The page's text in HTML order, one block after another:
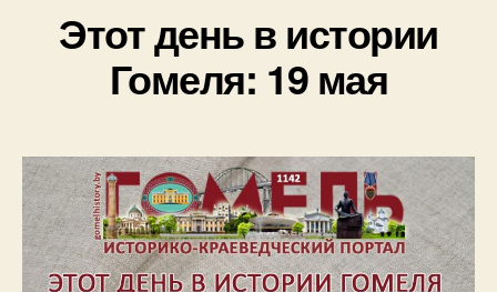
Этот день в истории
Гомеля: 19 мая